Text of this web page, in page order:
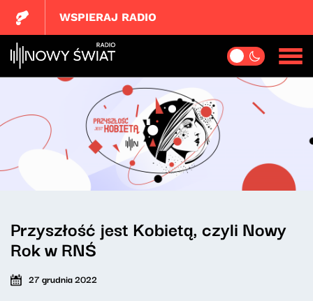
WSPIERAJ RADIO
Przyszłość jest Kobietą, czyli Nowy
Rok w RNŚ
27 grudnia 2022